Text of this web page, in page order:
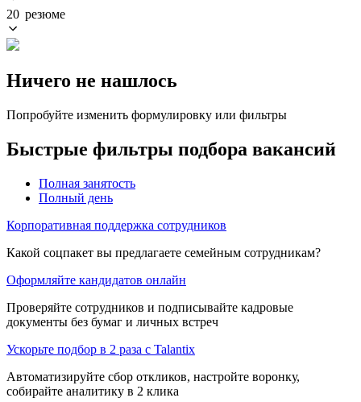
20 резюме
Ничего не нашлось
Попробуйте изменить формулировку или фильтры
Быстрые фильтры подбора вакансий
Полная занятость
Полный день
Корпоративная поддержка сотрудников
Какой соцпакет вы предлагаете семейным сотрудникам?
Оформляйте кандидатов онлайн
Проверяйте сотрудников и подписывайте кадровые
документы без бумаг и личных встреч
Ускорьте подбор в 2 раза с Talantix
Автоматизируйте сбор откликов, настройте воронку,
собирайте аналитику в 2 клика